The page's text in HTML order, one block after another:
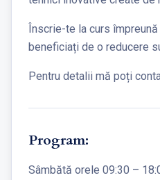
Înscrie-te la curs
beneficiați de o reducere
Pentru detalii mă poți
Program:
Sâmbătă orele 09:30 –